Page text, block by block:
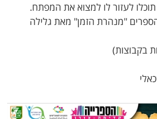
לעזור לו למצוא את המפתח.
"מנהרת הזמן" מאת גלילה
בקבוצות)